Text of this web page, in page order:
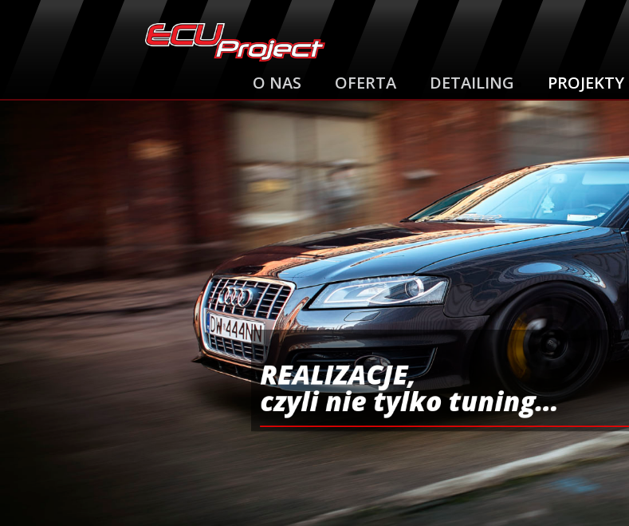
O NAS OFERTA DETAILING PROJEKTY
REALIZACJE,
czyli nie tylko tuning…